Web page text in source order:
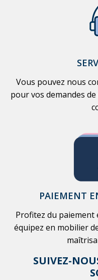
Vous pouvez nous
pour vos demandes
PAIEMENT
Profitez du paiement
équipez en mobilier
SUIVEZ-